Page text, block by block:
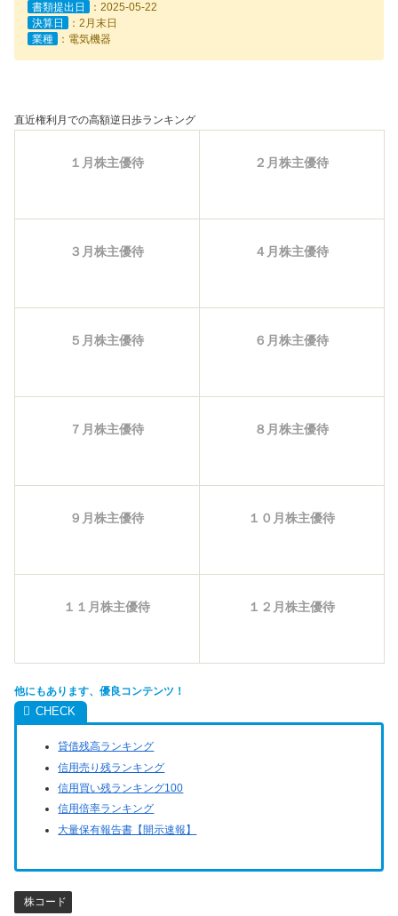
書類提出日
：2025-05-22
決算日
：2月末日
業種
：電気機器
直近権利月での高額逆日歩ランキング
１月株主優待 ２月株主優待
３月株主優待 ４月株主優待
５月株主優待 ６月株主優待
７月株主優待 ８月株主優待
９月株主優待 １０月株主優待
１１月株主優待 １２月株主優待
他にもあります、優良コンテンツ！
貸借残高ランキング
信用売り残ランキング
信用買い残ランキング100
信用倍率ランキング
大量保有報告書【開示速報】
株コード